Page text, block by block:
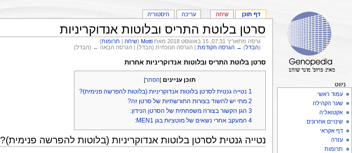
סרטן בלוטת התריס ובלוטות אנדוקריניות
גרסה מתאריך 07:31, 15 באוגוסט 2018 מאת Motti
(שיחה | תרומות)
(הבדל) → הגרסה הקודמת | הגרסה הנוכחית (הבדל) | הגרסה הבאה ← (הבדל)
סרטן בלוטת התריס ובלוטות אנדוקריניות אחרות
תוכן עניינים [הסתר]
1 נטייה גנטית לסרטן בלוטות אנדוקריניות (בלוטות להפרשה פנימית)?
2 מתי יש לחשוד בצורות התורשתיות של סרטן זה?
3 הגן הקשור בצורה משפחתית של הסרטן הנידון:
4 המעקב אחרי נשאים של מוטציות בגן MEN1:
נטייה גנטית לסרטן בלוטות אנדוקריניות (בלוטות להפרשה פנימית)?
דף תוכן שיחה עריכה היסטוריה
ניווט
עמוד ראשי
שער הקהילה
אקטואליה
שינויים אחרונים
דף אקראי
עזרה
תרומות